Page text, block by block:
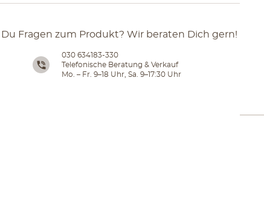
Du Fragen zum Produkt? Wir beraten Dich gern!
030 634183-330
Telefonische Beratung & Verkauf
Mo. – Fr. 9–18 Uhr, Sa. 9–17:30 Uhr